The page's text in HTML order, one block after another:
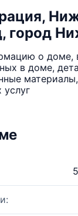
город
о доме,
в доме,
услуг